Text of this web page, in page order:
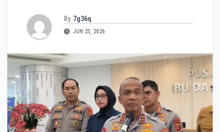
By 7g36q
JUN 23, 2026